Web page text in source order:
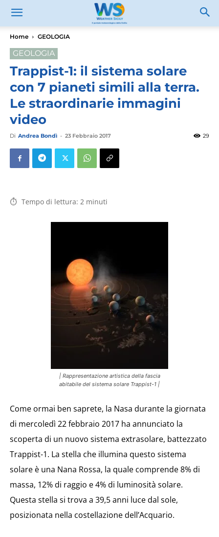
Home GEOLOGIA
GEOLOGIA
Trappist-1: il sistema solare
con 7 pianeti simili alla terra.
Le straordinarie immagini
video
Di Andrea Bondì - 23 Febbraio 2017 29
Tempo di lettura: 2 minuti
| Rappresentazione artistica della fascia
abitabile del sistema solare Trappist-1 |
Come ormai ben saprete, la Nasa durante la giornata
di mercoledì 22 febbraio 2017 ha annunciato la
scoperta di un nuovo sistema extrasolare, battezzato
Trappist-1. La stella che illumina questo sistema
solare è una Nana Rossa, la quale comprende 8% di
massa, 12% di raggio e 4% di luminosità solare.
Questa stella si trova a 39,5 anni luce dal sole,
posizionata nella costellazione dell’Acquario.